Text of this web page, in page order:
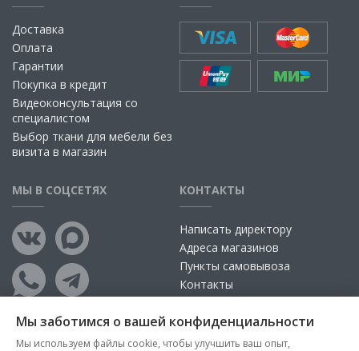
Доставка
Оплата
Гарантии
Покупка в кредит
Видеоконсультация со
специалистом
Выбор ткани для мебели без
визита в магазин
МЫ В СОЦСЕТЯХ КОНТАКТЫ
Написать директору
Адреса магазинов
Пункты самовывоза
Контакты
Мы заботимся о вашей конфиденциальности
Мы используем файлы cookie, чтобы улучшить ваш опыт,